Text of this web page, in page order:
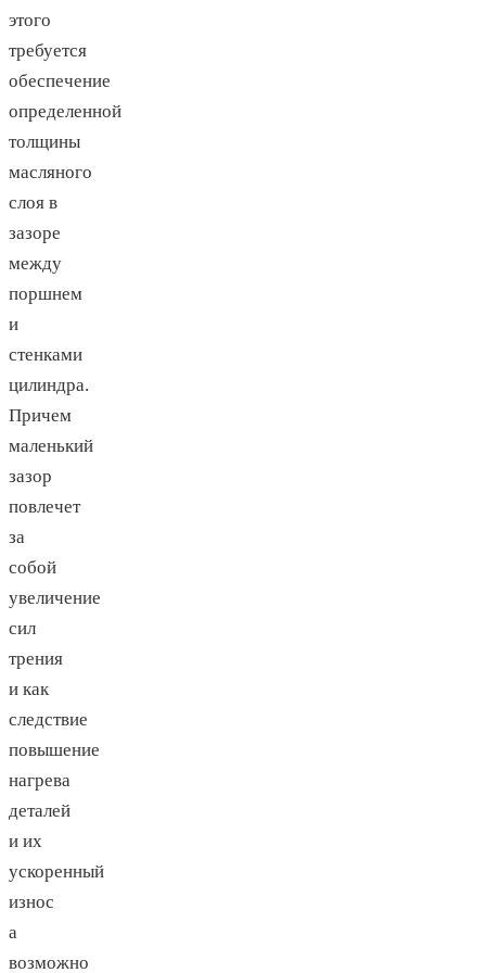
этого
требуется
обеспечение
определенной
толщины
масляного
слоя в
зазоре
между
поршнем
и
стенками
цилиндра.
Причем
маленький
зазор
повлечет
за
собой
увеличение
сил
трения
и как
следствие
повышение
нагрева
деталей
и их
ускоренный
износ
а
возможно